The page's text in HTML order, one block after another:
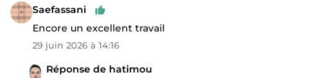
Saefassani
Encore un excellent travail
29 juin 2026 à 14:16
Réponse de hatimou